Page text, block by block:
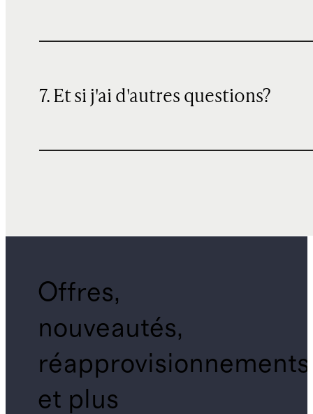
7. Et si j'ai d'autres questions?
Offres,
nouveautés,
réapprovisionnements
et plus